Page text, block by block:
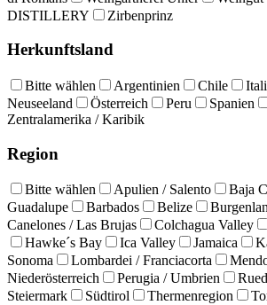
DISTILLERY
Zirbenprinz
Herkunftsland
Bitte wählen Argentinien Chile
Neuseeland
Österreich Peru Spanien
Zentralamerika / Karibik
Region
Bitte wählen Apulien / Salento
Baja
Guadalupe
Barbados Belize
Canelones / Las Brujas
Colchagua Valley
Hawke´s Bay
Ica Valley Jamaica
Sonoma
Lombardei / Franciacorta
Niederösterreich
Perugia / Umbrien
Steiermark
Südtirol Thermenregion